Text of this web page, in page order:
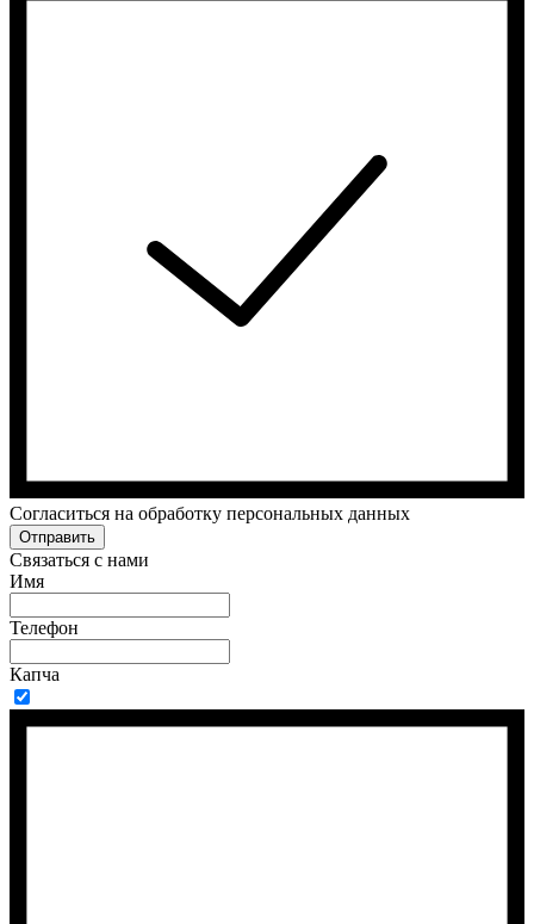
Cогласиться на обработку персональных данных
Отправить
Связаться с нами
Имя
Телефон
Капча